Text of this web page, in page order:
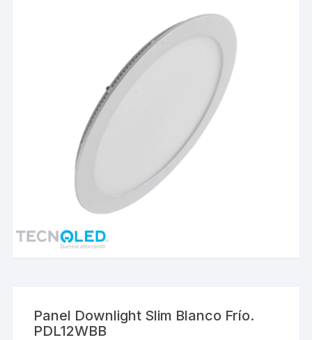
Panel Downlight Slim Blanco Frío.
PDL12WBB